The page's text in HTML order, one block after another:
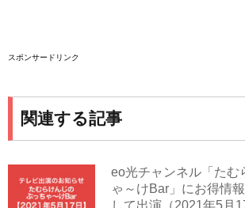
スポンサードリンク
関連する記事
eo光チャンネル「たむ
ゃ～けBar」にお得情
して出演（2021年5月